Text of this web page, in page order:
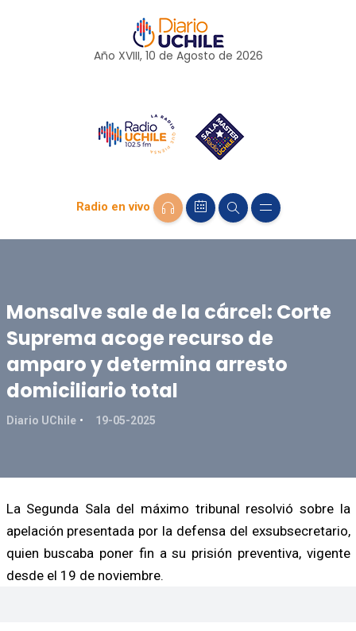
Año XVIII, 10 de Agosto de 2026
Radio en vivo
Monsalve sale de la cárcel: Corte
Suprema acoge recurso de
amparo y determina arresto
domiciliario total
Diario UChile 19-05-2025
La Segunda Sala del máximo tribunal resolvió sobre la
apelación presentada por la defensa del exsubsecretario,
quien buscaba poner fin a su prisión preventiva, vigente
desde el 19 de noviembre.